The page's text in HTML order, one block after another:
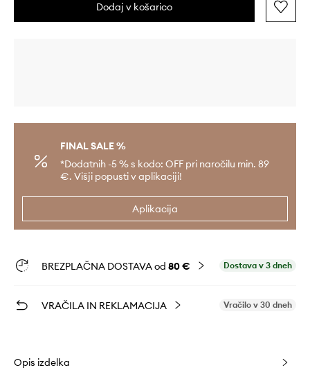
Dodaj v košarico
FINAL SALE %
*Dodatnih -5 % s kodo: OFF pri naročilu min. 89
€. Višji popusti v aplikaciji!
Aplikacija
BREZPLAČNA DOSTAVA od 80 € Dostava v 3 dneh
VRAČILA IN REKLAMACIJA Vračilo v 30 dneh
Opis izdelka